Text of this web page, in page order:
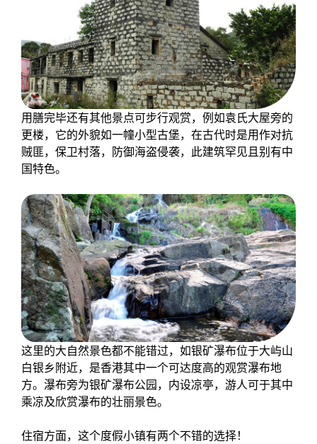
用膳完毕还有其他景点可步行观赏，例如袁氏大屋旁的
更楼，它的外貌如一幢小型古堡，在古代时是用作对抗
贼匪，保卫村落，防御海盗侵袭，此建筑罕见且别有中
国特色。
这里的大自然景色都不能错过，如银矿瀑布位于大屿山
白银乡附近，是香港其中一个可达度高的观赏瀑布地
方。瀑布旁为银矿瀑布公园，内设凉亭，游人可于其中
乘凉及欣赏瀑布的壮丽景色。
住宿方面，这个度假小镇有两个不错的选择！